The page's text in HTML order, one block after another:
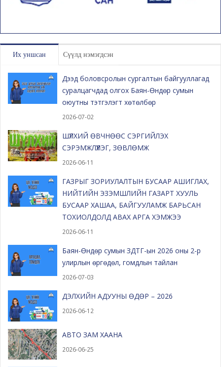
Их уншсан Сүүлд нэмэгдсэн
Дээд боловсролын сургалтын байгууллагад
суралцагчдад олгох Баян-Өндөр сумын
оюутны тэтгэлэгт хөтөлбөр
2026-07-02
ШҮЛХИЙ ӨВЧНӨӨС СЭРГИЙЛЭХ
СЭРЭМЖЛҮҮЛЭГ, ЗӨВЛӨМЖ
2026-06-11
ГАЗРЫГ ЗОРИУЛАЛТЫН БУСААР АШИГЛАХ,
НИЙТИЙН ЭЗЭМШЛИЙН ГАЗАРТ ХУУЛЬ
БУСААР ХАШАА, БАЙГУУЛАМЖ БАРЬСАН
ТОХИОЛДОЛД АВАХ АРГА ХЭМЖЭЭ
2026-06-11
Баян-Өндөр сумын ЗДТГ-ын 2026 оны 2-р
улирлын өргөдөл, гомдлын тайлан
2026-07-03
ДЭЛХИЙН АДУУНЫ ӨДӨР – 2026
2026-06-12
АВТО ЗАМ ХААНА
2026-06-25